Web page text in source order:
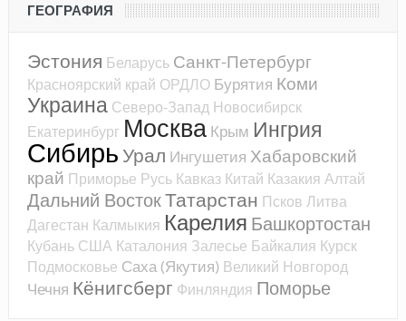
ГЕОГРАФИЯ
Эстония Беларусь Санкт-Петербург
Красноярский край ОРДЛО Бурятия Коми
Украина Северо-Запад Новосибирск
Екатеринбург Москва Крым Ингрия
Сибирь Урал Ингушетия Хабаровский
край Приморье Русь Кавказ Китай Казакия Алтай
Дальний ВостокТатарстан Псков Литва
Дагестан Калмыкия Карелия Башкортостан
Кубань США Каталония Залесье Байкалия Курск
Подмосковье Саха (Якутия) Великий Новгород
Чечня Кёнигсберг Финляндия Поморье